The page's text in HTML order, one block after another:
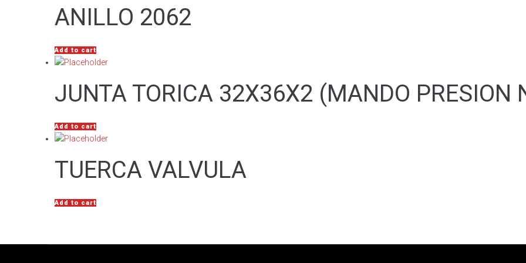
ANILLO 2062
Add to cart
JUNTA TORICA 32X36X2 (MANDO PRESION
Add to cart
TUERCA VALVULA
Add to cart